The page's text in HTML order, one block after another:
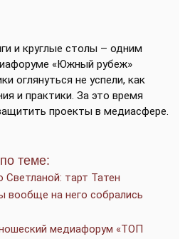
и круглые столы – одним
«Южный рубеж»
оглянуться не успели, как
и практики. За это время
проекты в медиасфере.
теме:
Светланой: тарт Татен
вообще на него собрались
медиафорум «ТОП